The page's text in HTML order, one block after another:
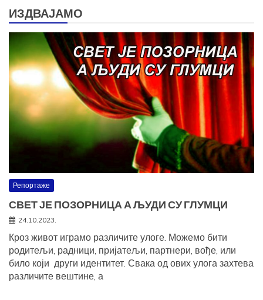
ИЗДВАЈАМО
Репортаже
СВЕТ ЈЕ ПОЗОРНИЦА А ЉУДИ СУ ГЛУМЦИ
24.10.2023.
Кроз живот играмо различите улоге. Можемо бити
родитељи, радници, пријатељи, партнери, вође, или
било који други идентитет. Свака од ових улога захтева
различите вештине, а